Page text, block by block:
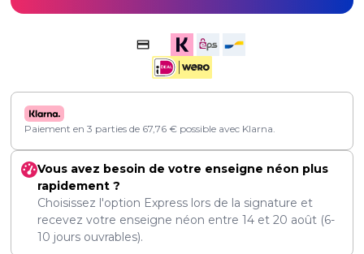
Paiement en 3 parties de 67,76 € possible avec Klarna.
Vous avez besoin de votre enseigne néon plus
rapidement ?
Choisissez l'option Express lors de la signature et
recevez votre enseigne néon entre 14 et 20 août (6-
10 jours ouvrables).